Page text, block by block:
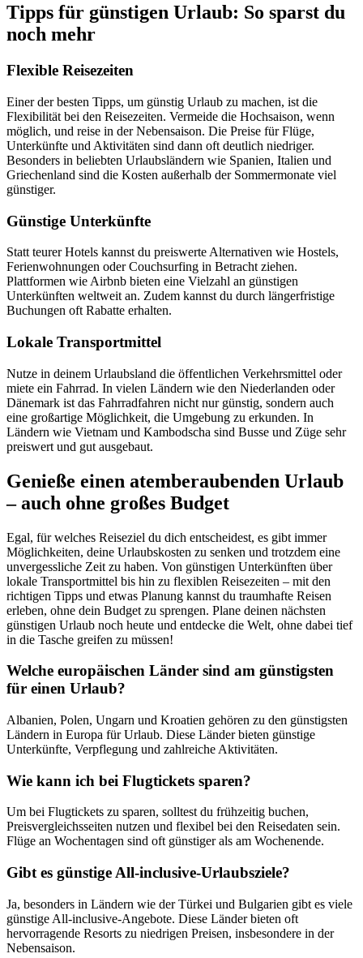
Tipps für günstigen Urlaub: So sparst du
noch mehr
Flexible Reisezeiten
Einer der besten Tipps, um günstig Urlaub zu machen, ist die
Flexibilität bei den Reisezeiten. Vermeide die Hochsaison, wenn
möglich, und reise in der Nebensaison. Die Preise für Flüge,
Unterkünfte und Aktivitäten sind dann oft deutlich niedriger.
Besonders in beliebten Urlaubsländern wie Spanien, Italien und
Griechenland sind die Kosten außerhalb der Sommermonate viel
günstiger​.
Günstige Unterkünfte
Statt teurer Hotels kannst du preiswerte Alternativen wie Hostels,
Ferienwohnungen oder Couchsurfing in Betracht ziehen.
Plattformen wie Airbnb bieten eine Vielzahl an günstigen
Unterkünften weltweit an. Zudem kannst du durch längerfristige
Buchungen oft Rabatte erhalten​.
Lokale Transportmittel
Nutze in deinem Urlaubsland die öffentlichen Verkehrsmittel oder
miete ein Fahrrad. In vielen Ländern wie den Niederlanden oder
Dänemark ist das Fahrradfahren nicht nur günstig, sondern auch
eine großartige Möglichkeit, die Umgebung zu erkunden. In
Ländern wie Vietnam und Kambodscha sind Busse und Züge sehr
preiswert und gut ausgebaut​.
Genieße einen atemberaubenden Urlaub
– auch ohne großes Budget
Egal, für welches Reiseziel du dich entscheidest, es gibt immer
Möglichkeiten, deine Urlaubskosten zu senken und trotzdem eine
unvergessliche Zeit zu haben. Von günstigen Unterkünften über
lokale Transportmittel bis hin zu flexiblen Reisezeiten – mit den
richtigen Tipps und etwas Planung kannst du traumhafte Reisen
erleben, ohne dein Budget zu sprengen. Plane deinen nächsten
günstigen Urlaub noch heute und entdecke die Welt, ohne dabei tief
in die Tasche greifen zu müssen!
Welche europäischen Länder sind am günstigsten
für einen Urlaub?
Albanien, Polen, Ungarn und Kroatien gehören zu den günstigsten
Ländern in Europa für Urlaub. Diese Länder bieten günstige
Unterkünfte, Verpflegung und zahlreiche Aktivitäten.
Wie kann ich bei Flugtickets sparen?
Um bei Flugtickets zu sparen, solltest du frühzeitig buchen,
Preisvergleichsseiten nutzen und flexibel bei den Reisedaten sein.
Flüge an Wochentagen sind oft günstiger als am Wochenende.
Gibt es günstige All-inclusive-Urlaubsziele?
Ja, besonders in Ländern wie der Türkei und Bulgarien gibt es viele
günstige All-inclusive-Angebote. Diese Länder bieten oft
hervorragende Resorts zu niedrigen Preisen, insbesondere in der
Nebensaison.